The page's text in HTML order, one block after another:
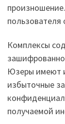
пользователя
Комплексы
Юзеры имеют
избыточные
получаемой